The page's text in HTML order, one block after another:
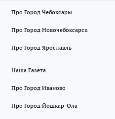
Про Город Чебоксары
Про Город Новочебоксарск
Про Город Ярославль
Наша Газета
Про Город Иваново
Про Город Йошкар-Ола